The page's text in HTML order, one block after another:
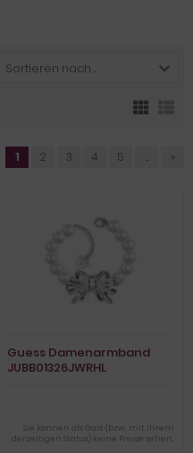
Sortieren nach ...
1 2 3 4 5 ... »
Guess Damenarmband
JUBB01326JWRHL
Sie können als Gast (bzw. mit Ihrem
derzeitigen Status) keine Preise sehen.